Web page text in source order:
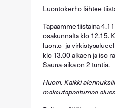
Luontokerho lähtee
Tapaamme tiistaina
osakunnalta klo 12.15.
luonto- ja
klo 13.00 alkaen ja iso
Sauna-aika on 2 tuntia.
Huom. Kaikki
maksutapahtuman